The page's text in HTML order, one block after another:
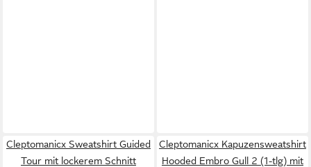
Cleptomanicx Sweatshirt Guided
Tour mit lockerem Schnitt
Cleptomanicx Kapuzensweatshirt
Hooded Embro Gull 2 (1-tlg) mit